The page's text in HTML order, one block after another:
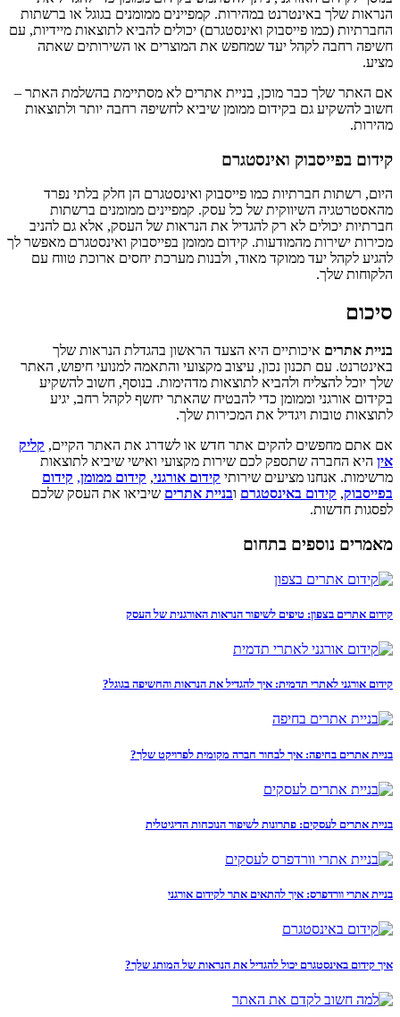
הנראות שלך באינטרנט במהירות. קמפיינים ממומנים בגוגל או ברשתות
החברתיות (כמו פייסבוק ואינסטגרם) יכולים להביא לתוצאות מיידיות, עם
חשיפה רחבה לקהל יעד שמחפש את המוצרים או השירותים שאתה
מציע.
אם האתר שלך כבר מוכן, בניית אתרים לא מסתיימת בהשלמת האתר –
חשוב להשקיע גם בקידום ממומן שיביא לחשיפה רחבה יותר ולתוצאות
מהירות.
קידום בפייסבוק ואינסטגרם
היום, רשתות חברתיות כמו פייסבוק ואינסטגרם הן חלק בלתי נפרד
מהאסטרטגיה השיווקית של כל עסק. קמפיינים ממומנים ברשתות
חברתיות יכולים לא רק להגדיל את הנראות של העסק, אלא גם להניב
מכירות ישירות מהמודעות. קידום ממומן בפייסבוק ואינסטגרם מאפשר לך
להגיע לקהל יעד ממוקד מאוד, ולבנות מערכת יחסים ארוכת טווח עם
הלקוחות שלך.
סיכום
בניית אתרים איכותיים היא הצעד הראשון בהגדלת הנראות שלך
באינטרנט. עם תכנון נכון, עיצוב מקצועי והתאמה למנועי חיפוש, האתר
שלך יוכל להצליח ולהביא לתוצאות מדהימות. בנוסף, חשוב להשקיע
בקידום אורגני וממומן כדי להבטיח שהאתר יחשף לקהל רחב, יגיע
לתוצאות טובות ויגדיל את המכירות שלך.
אם אתם מחפשים להקים אתר חדש או לשדרג את האתר הקיים, קליק
אין היא החברה שתספק לכם שירות מקצועי ואישי שיביא לתוצאות
מרשימות. אנחנו מציעים שירותי קידום אורגני, קידום ממומן, קידום
בפייסבוק, קידום באינסטגרם ובניית אתרים שיביאו את העסק שלכם
לפסגות חדשות.
מאמרים נוספים בתחום
קידום אתרים בצפון: טיפים לשיפור הנראות האורגנית של העסק
קידום אורגני לאתרי תדמית: איך להגדיל את הנראות והחשיפה בגוגל?
בניית אתרים בחיפה: איך לבחור חברה מקומית לפרויקט שלך?
בניית אתרים לעסקים: פתרונות לשיפור הנוכחות הדיגיטלית
בניית אתרי וורדפרס: איך להתאים אתר לקידום אורגני
איך קידום באינסטגרם יכול להגדיל את הנראות של המותג שלך?